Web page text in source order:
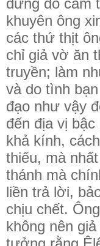
khuyên ông
các thứ thịt
chỉ giả vờ ăn
truyền; làm
và do tình
đạo như vậy
đến địa vị
khả kính,
thiếu, mà
thánh mà
liền trả lời,
chịu chết.
không nên